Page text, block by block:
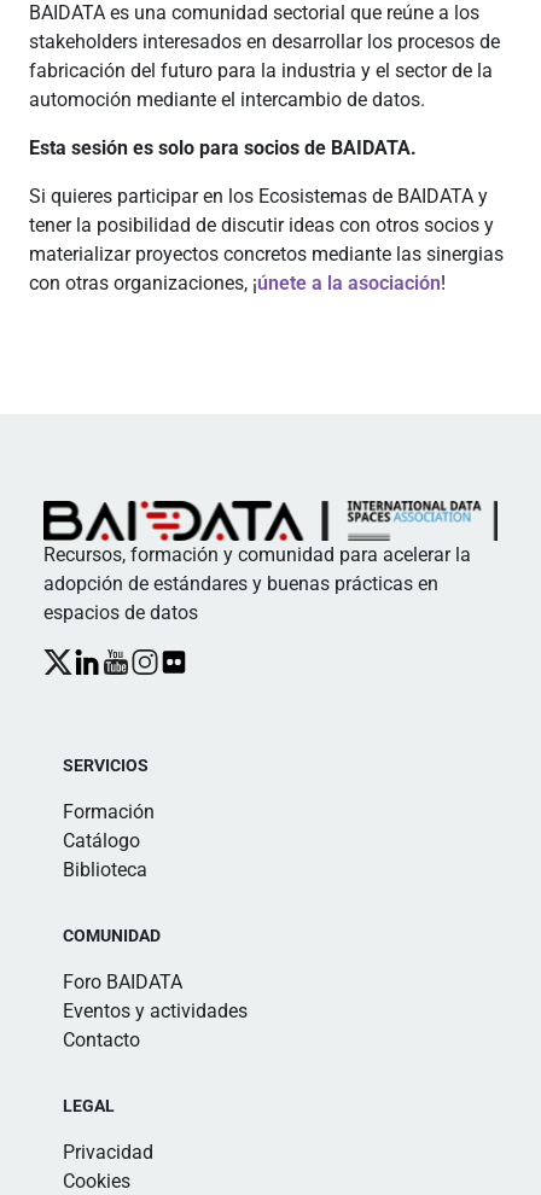
BAIDATA es una comunidad sectorial que reúne a los
stakeholders interesados en desarrollar los procesos de
fabricación del futuro para la industria y el sector de la
automoción mediante el intercambio de datos.
Esta sesión es solo para socios de BAIDATA.
Si quieres participar en los Ecosistemas de BAIDATA y
tener la posibilidad de discutir ideas con otros socios y
materializar proyectos concretos mediante las sinergias
con otras organizaciones, ¡únete a la asociación!
Recursos, formación y comunidad para acelerar la
adopción de estándares y buenas prácticas en
espacios de datos
SERVICIOS
Formación
Catálogo
Biblioteca
COMUNIDAD
Foro BAIDATA
Eventos y actividades
Contacto
LEGAL
Privacidad
Cookies